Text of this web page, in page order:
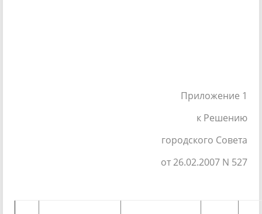
Приложение 1
к Решению
городского Совета
от 26.02.2007 N 527